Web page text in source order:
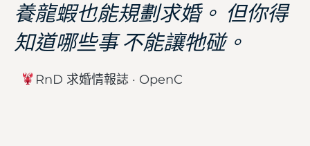
養龍蝦也能規劃求婚。 但你得
知道哪些事 不能讓牠碰。
RnD 求婚情報誌 · OpenC